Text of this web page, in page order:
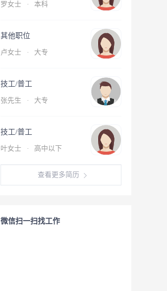
罗女士 · 本科
其他职位
卢女士 · 大专
技工/普工
张先生 · 大专
技工/普工
叶女士 · 高中以下
查看更多简历
微信扫一扫找工作